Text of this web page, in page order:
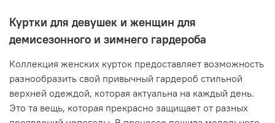
Куртки для девушек и женщин для
демисезонного и зимнего гардероба
Коллекция женских курток предоставляет возможность
разнообразить свой привычный гардероб стильной
верхней одеждой, которая актуальна на каждый день.
Это та вещь, которая прекрасно защищает от разных